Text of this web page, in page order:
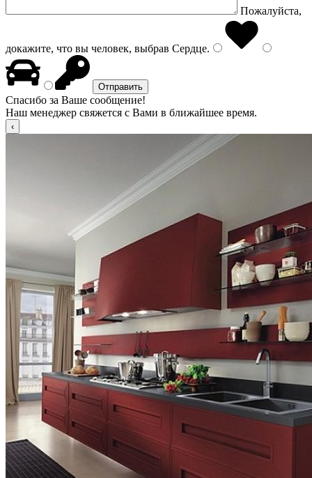
Пожалуйста,
докажите, что вы человек, выбрав Сердце.
Спасибо за Ваше сообщение!
Наш менеджер свяжется с Вами в ближайшее время.